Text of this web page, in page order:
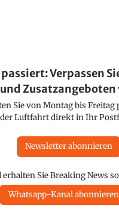
Verpassen
Zusatzangeboten
Sie von Montag bis
der Luftfahrt direkt in Ihr
Newsletter abonnieren
Sie Breaking News
Whatsapp-Kanal abonnieren